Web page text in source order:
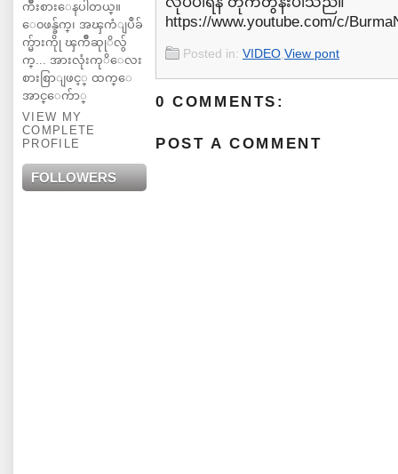
ကိဳးစားေနပါတယ္။
ေ၀ဖန္ခ်က္၊ အၾကံျပဳခ်
က္မ်ားကိုု ၾကိဳဆုုိလ်ွ
က္... အားလုံးကုိေလး
စားစြာျဖင့္ ထက္ေ
အာင္ေက်ာ္
VIEW MY
COMPLETE
PROFILE
FOLLOWERS
https://www.youtube.com/c/
Posted in: VIDEO View pont
0 COMMENTS:
POST A COMMENT